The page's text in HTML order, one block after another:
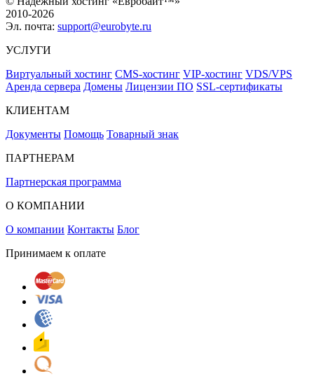
2010-2026
Эл. почта: support@eurobyte.ru
УСЛУГИ
Виртуальный хостинг CMS-хостинг VIP-хостинг VDS/VPS
Аренда сервера Домены Лицензии ПО SSL-сертификаты
КЛИЕНТАМ
Документы Помощь Товарный знак
ПАРТНЕРАМ
Партнерская программа
О КОМПАНИИ
О компании Контакты Блог
Принимаем к оплате